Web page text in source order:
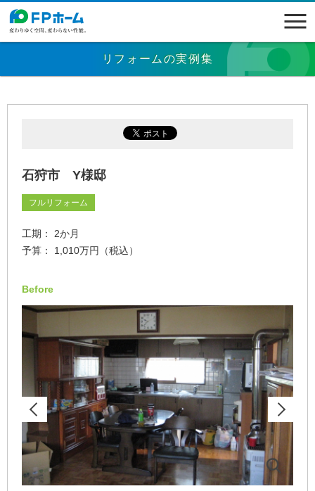
リフォームの実例集
石狩市 Y様邸
フルリフォーム
工期： 2か月
予算： 1,010万円（税込）
Before